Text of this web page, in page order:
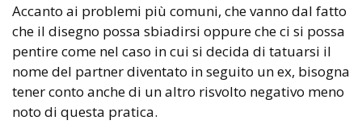
Accanto ai problemi più comuni, che vanno dal fatto
che il disegno possa sbiadirsi oppure che ci si possa
pentire come nel caso in cui si decida di tatuarsi il
nome del partner diventato in seguito un ex, bisogna
tener conto anche di un altro risvolto negativo meno
noto di questa pratica.